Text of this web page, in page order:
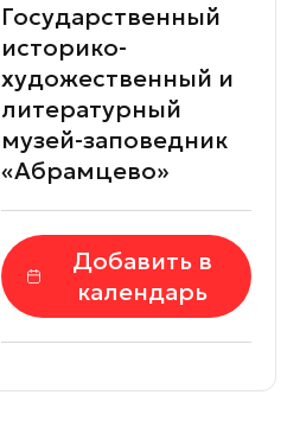
Государственный
историко-
художественный и
литературный
музей-заповедник
«Абрамцево»
Добавить в
календарь